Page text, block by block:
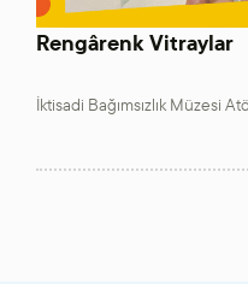
Rengârenk Vitraylar
İktisadi Bağımsızlık Müzesi